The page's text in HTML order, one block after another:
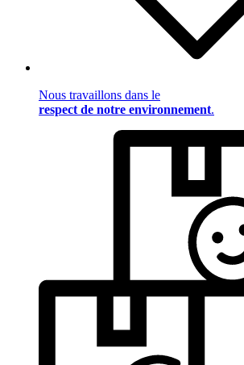
Nous travaillons dans le
respect de notre environnement.